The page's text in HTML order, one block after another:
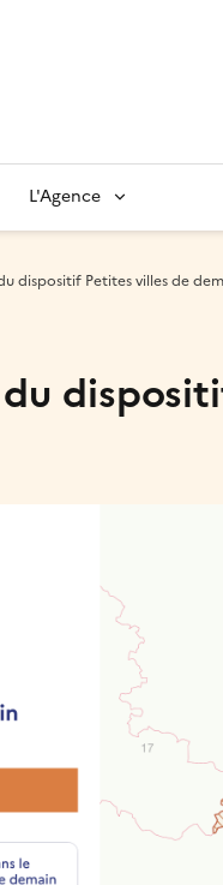
L'Agence
dispositif Petites villes de